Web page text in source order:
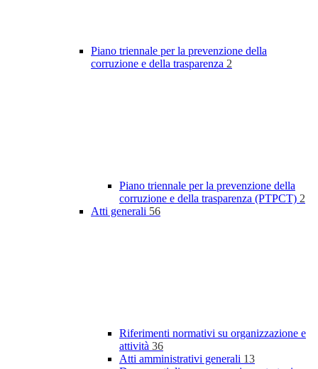
Piano triennale per la prevenzione della
corruzione e della trasparenza 2
Piano triennale per la prevenzione della
corruzione e della trasparenza (PTPCT) 2
Atti generali 56
Riferimenti normativi su organizzazione e
attività 36
Atti amministrativi generali 13